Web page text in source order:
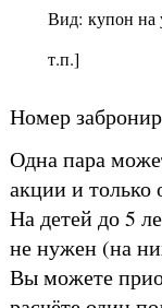
Вид: купон
т.п.]
Номер
Одна пара
акции и только
На детей до 5
не нужен (на
Вы можете